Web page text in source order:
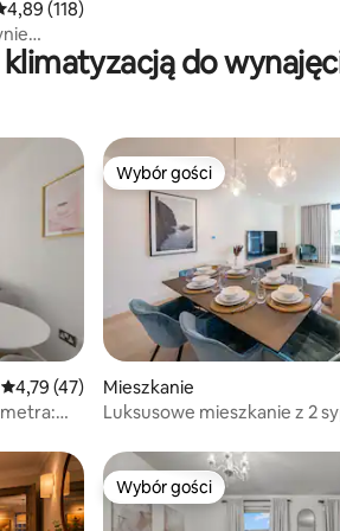
ocena: 4,89 na 5, liczba recenzji: 118
4,89 (118)
klimatyzacją do
Średnia ocena: 4,79 na 5, liczba recenzji: 47
4,79 (47)
Wybór gości
Wybór gości
Mieszkanie
Luksusowe mieszkanie z 2
gości Wybór gości
Wybór gości